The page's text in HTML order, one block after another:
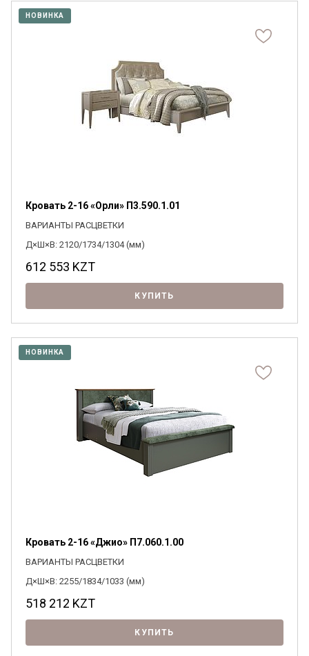
НОВИНКА
Кровать 2-16 «Орли» П3.590.1.01
ВАРИАНТЫ РАСЦВЕТКИ
Д×Ш×В: 2120/1734/1304 (мм)
612 553 KZT
КУПИТЬ
НОВИНКА
Кровать 2-16 «Джио» П7.060.1.00
ВАРИАНТЫ РАСЦВЕТКИ
Д×Ш×В: 2255/1834/1033 (мм)
518 212 KZT
КУПИТЬ